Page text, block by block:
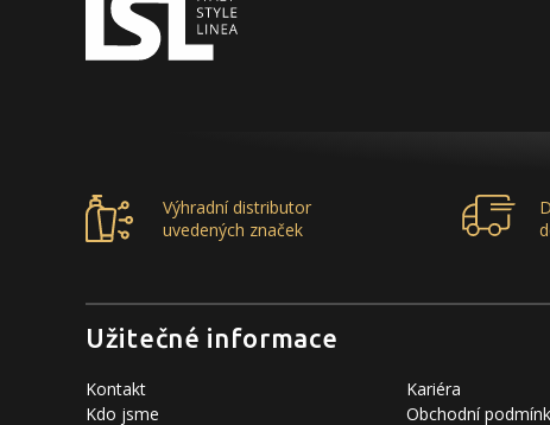
Výhradní distributor
uvedených značek
Užitečné informace
Kontakt
Kdo jsme
Kariéra
Obchodní